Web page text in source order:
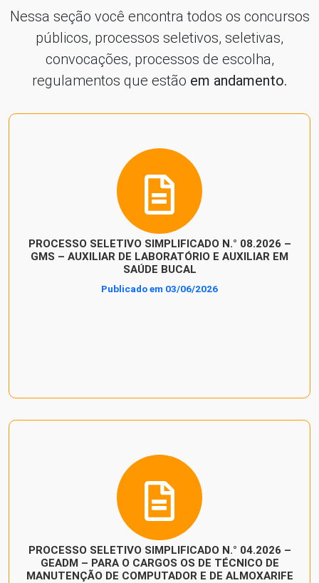
Nessa seção você encontra todos os concursos
públicos, processos seletivos, seletivas,
convocações, processos de escolha,
regulamentos que estão em andamento.
PROCESSO SELETIVO SIMPLIFICADO N.° 08.2026 –
GMS – AUXILIAR DE LABORATÓRIO E AUXILIAR EM
SAÚDE BUCAL
Publicado em 03/06/2026
PROCESSO SELETIVO SIMPLIFICADO N.° 04.2026 –
GEADM – PARA O CARGOS OS DE TÉCNICO DE
MANUTENÇÃO DE COMPUTADOR E DE ALMOXARIFE